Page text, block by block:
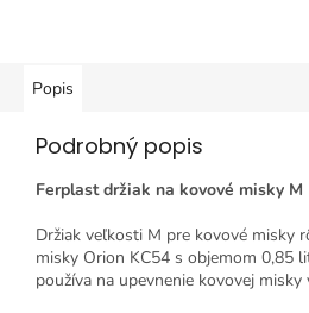
Popis
Podrobný popis
Ferplast držiak na kovové misky M
Držiak veľkosti M pre kovové misky
misky Orion KC54 s objemom 0,85
používa na upevnenie kovovej misky